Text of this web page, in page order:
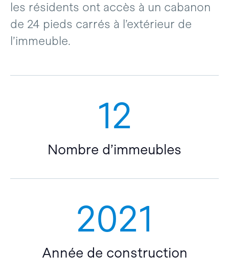
les résidents ont accès à un cabanon
de 24 pieds carrés à l’extérieur de
l’immeuble.
12
Nombre d’immeubles
2021
Année de construction